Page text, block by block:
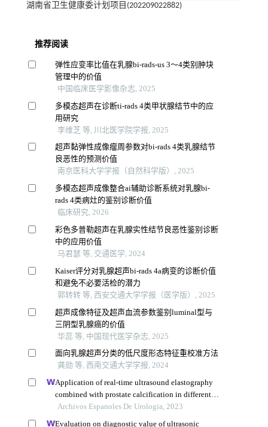
湖南省卫生健康委计划项目(202209022882)